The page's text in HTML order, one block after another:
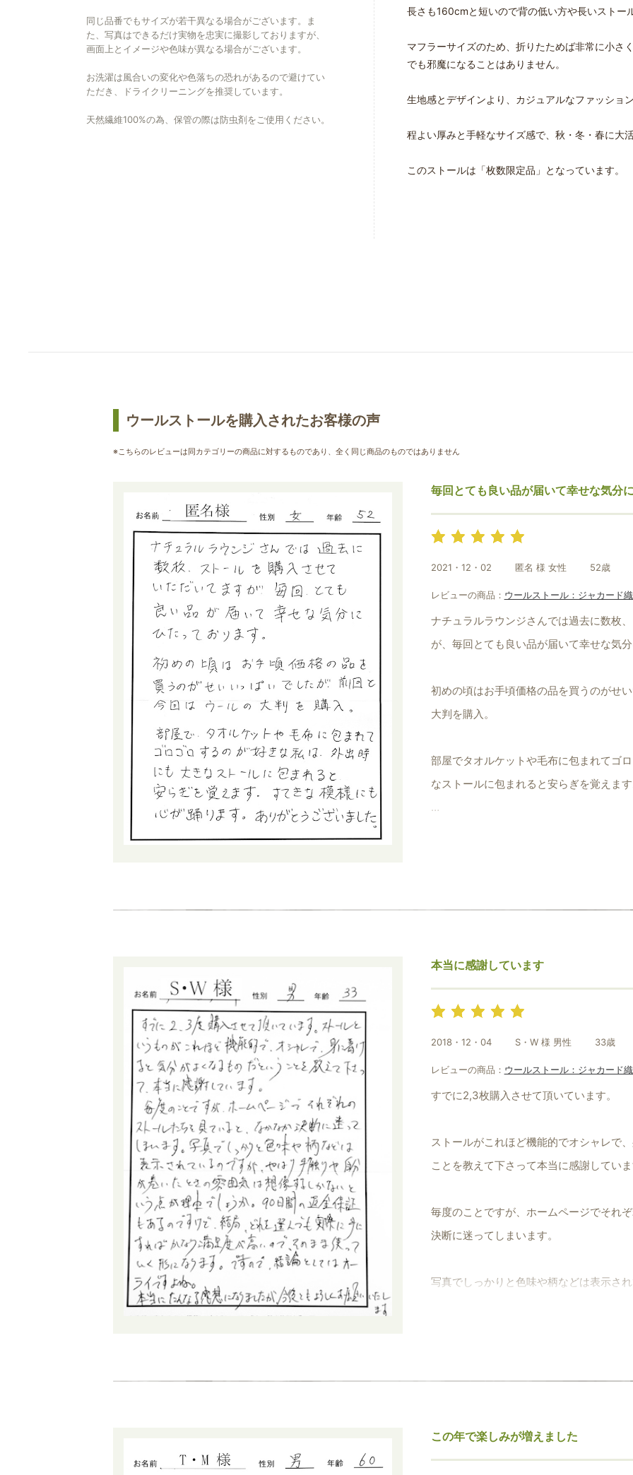
お買い物を続ける カートへ進む
同じ品番でもサイズが若干異なる場合がございます。ま
た、写真はできるだけ実物を忠実に撮影しておりますが、
画面上とイメージや色味が異なる場合がございます。
お洗濯は風合いの変化や色落ちの恐れがあるので避けてい
ただき、ドライクリーニングを推奨しています。
天然繊維100%の為、保管の際は防虫剤をご使用ください。
長さも160cmと短いので背の低い方や長いストー
マフラーサイズのため、折りたためば非常に小さ
でも邪魔になることはありません。
生地感とデザインより、カジュアルなファッショ
程よい厚みと手軽なサイズ感で、秋・冬・春に大活
このストールは「枚数限定品」となっています。
ウールストールを購入されたお客様の声
※こちらのレビューは同カテゴリーの商品に対するものであり、全く同じ商品のものではありません
毎回とても良い品が届いて幸せな気分
2021・12・02 匿名 様 女性 52歳
レビューの商品： ウールストール：ジャカード織
ナチュラルラウンジさんでは過去に数枚
が、毎回とても良い品が届いて幸せな気分
初めの頃はお手頃価格の品を買うのがせ
大判を購入。
部屋でタオルケットや毛布に包まれてゴ
なストールに包まれると安らぎを覚えます
本当に感謝しています
2018・12・04 S・W 様 男性 33歳
レビューの商品： ウールストール：ジャカード織
すでに2,3枚購入させて頂いています。
ストールがこれほど機能的でオシャレで
ことを教えて下さって本当に感謝していま
毎度のことですが、ホームページでそれ
決断に迷ってしまいます。
写真でしっかりと色味や柄などは表示さ
90日間の返金保証もあるのですけれど、
この年で楽しみが増えました